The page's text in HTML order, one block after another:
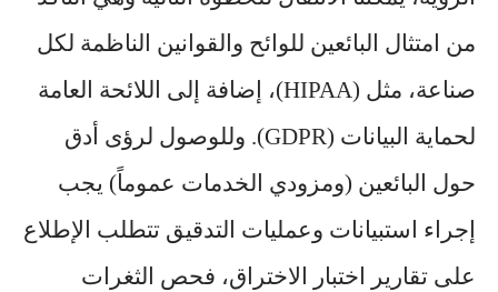
من امتثال البائعين للوائح والقوانين الناظمة لكل
صناعة، مثل (HIPAA)، إضافة إلى اللائحة العامة
لحماية البيانات (GDPR). وللوصول لرؤى أدق
حول البائعين (ومزودي الخدمات عموماً) يجب
إجراء استبيانات وعمليات التدقيق تتطلب الإطلاع
على تقارير اختبار الاختراق، فحص الثغرات